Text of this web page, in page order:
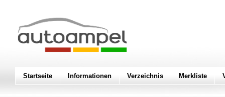
Startseite Informationen Verzeichnis Merkliste